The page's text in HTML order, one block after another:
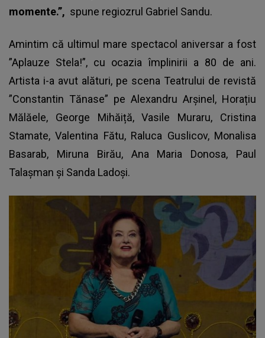
momente.”, spune regiozrul Gabriel Sandu.
Amintim că ultimul mare spectacol aniversar a fost
”Aplauze Stela!”, cu ocazia împlinirii a 80 de ani.
Artista i-a avut alături, pe scena Teatrului de revistă
”Constantin Tănase” pe Alexandru Arșinel, Horațiu
Mălăele, George Mihăiță, Vasile Muraru, Cristina
Stamate, Valentina Fătu, Raluca Guslicov, Monalisa
Basarab, Miruna Birău, Ana Maria Donosa, Paul
Talașman și Sanda Ladoși.